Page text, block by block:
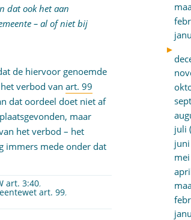
dat ook het aan
– al of niet bij
de hiervoor genoemde
verbod vanart. 99
dat oordeel doet niet af
maar
het verbod – het
immers mede onder dat
art. 3:40,
art. 99,
►
juli